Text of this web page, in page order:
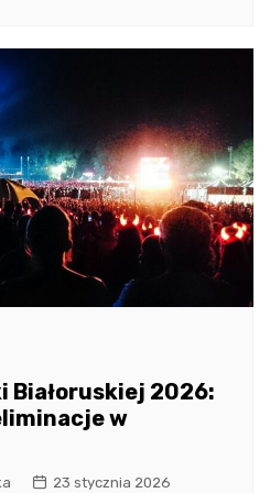
Białoruskiej 2026:
w
23 stycznia 2026